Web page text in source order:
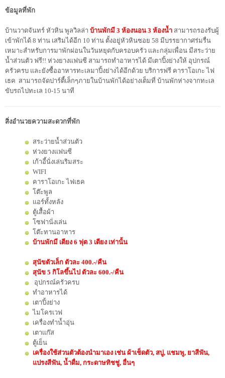
ข้อมูลที่พัก
บ้านวาดจันทร์ หัวหิน พูลวิลล่า บ้านพักมี 3 ห้องนอน 3 ห้องน้ำ สามารถรองรับผู้
เข้าพักได้ 8 ท่าน เสริมได้อีก 10 ท่าน ตั้งอยู่หัวหินซอย 58 มีบรรยากาศร่มรื่น
เหมาะสำหรับการมาพักผ่อนในวันหยุดกับครอบครัว เเละกลุ่มเพื่อน มีสระว่าย
น้ำส่วนตัว ฟรี!! ห่วงยางเเฟนซี สามารถทำอาหารได้ มีเตาปิ้งย่างให้ อุปกรณ์
ครัวครบ และยังซื้ออาหารทะเลมาปิ้งย่างได้อีกด้วย บริการฟรี คาราโอเกะ ไฟ
เธค สามารถจัดปาร์ตี้เล็กๆภายในบ้านพักได้อย่างเต็มที่ บ้านพักห่างจากทะเล
ขับรถไปทะเล 10-15 นาที
สิ่งอำนวยความสะดวกที่พัก
สระว่ายน้ำส่วนตัว
ห่วงยางแฟนซี
เก้าอี้นั่งเล่นริมสระ
WIFI
คาราโอเกะ ไฟเธค
โต๊ะพูล
แอร์ทั้งหลัง
ตู้เสื้อผ้า
โซฟานั่งเล่น
โต๊ะทานอาหาร
บ้านพักมี เตียง 6 ฟุต 3 เตียง เท่านั้น
สุนัขตัวเล็ก ตัวละ 400.-/คืน
สุนัข 5 กิโลขึ้นไป ตัวละ 600.-/คืน
อุปกรณ์ครัวครบ
ทำอาหารได้
เตาปิ้งย่าง
ไมโครเวฟ
เครื่องทำน้ำอุ่น
เตาเเก๊ส
ตู้เย็น
เครื่องใช้ส่วนตัวต้องนำมาเอง เช่น ผ้าเช็ดตัว, สบู่, แชมพู, ยาสีฟัน,
แปรงสีฟัน, น้ำดื่ม, กระดาษทิชชู่, อื่นๆ